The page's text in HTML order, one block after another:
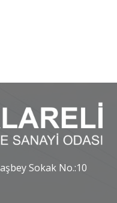
Sokak No.:10